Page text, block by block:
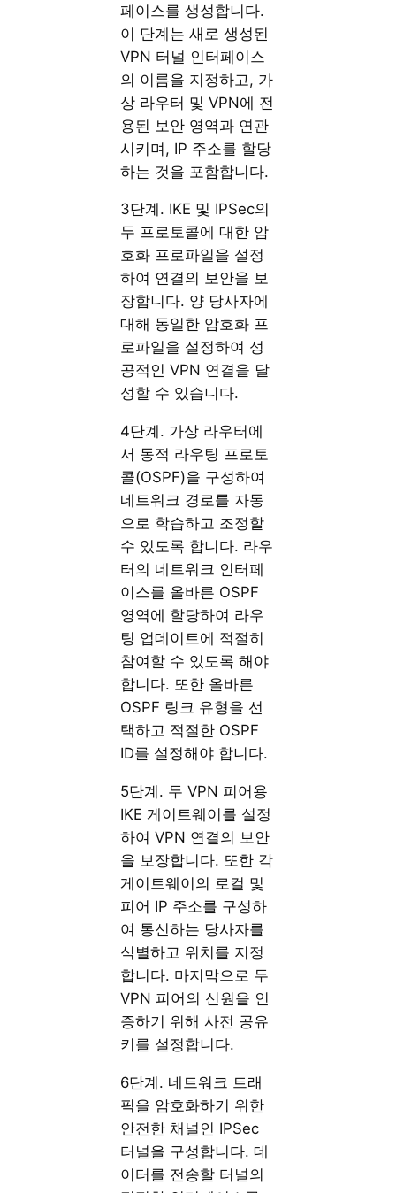
페이스를 생성합니다.
이 단계는 새로 생성된
VPN 터널 인터페이스
의 이름을 지정하고, 가
상 라우터 및 VPN에 전
용된 보안 영역과 연관
시키며, IP 주소를 할당
하는 것을 포함합니다.
3단계. IKE 및 IPSec의
두 프로토콜에 대한 암
호화 프로파일을 설정
하여 연결의 보안을 보
장합니다. 양 당사자에
대해 동일한 암호화 프
로파일을 설정하여 성
공적인 VPN 연결을 달
성할 수 있습니다.
4단계. 가상 라우터에
서 동적 라우팅 프로토
콜(OSPF)을 구성하여
네트워크 경로를 자동
으로 학습하고 조정할
수 있도록 합니다. 라우
터의 네트워크 인터페
이스를 올바른 OSPF
영역에 할당하여 라우
팅 업데이트에 적절히
참여할 수 있도록 해야
합니다. 또한 올바른
OSPF 링크 유형을 선
택하고 적절한 OSPF
ID를 설정해야 합니다.
5단계. 두 VPN 피어용
IKE 게이트웨이를 설정
하여 VPN 연결의 보안
을 보장합니다. 또한 각
게이트웨이의 로컬 및
피어 IP 주소를 구성하
여 통신하는 당사자를
식별하고 위치를 지정
합니다. 마지막으로 두
VPN 피어의 신원을 인
증하기 위해 사전 공유
키를 설정합니다.
6단계. 네트워크 트래
픽을 암호화하기 위한
안전한 채널인 IPSec
터널을 구성합니다. 데
이터를 전송할 터널의